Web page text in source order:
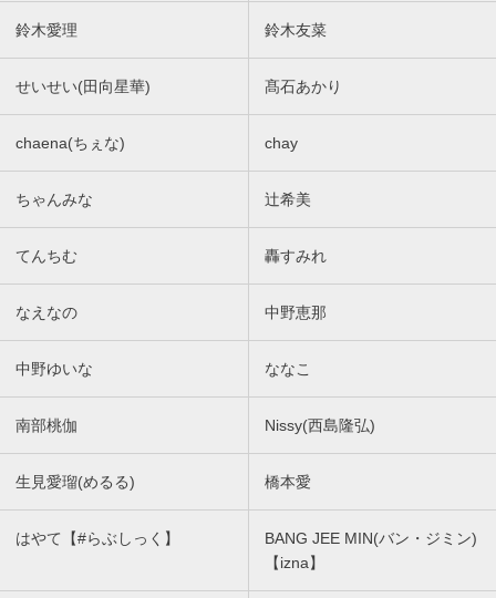
鈴木愛理 鈴木友菜
せいせい(田向星華) 髙石あかり
chaena(ちぇな) chay
ちゃんみな 辻希美
てんちむ 轟すみれ
なえなの 中野恵那
中野ゆいな ななこ
南部桃伽 Nissy(西島隆弘)
生見愛瑠(めるる) 橋本愛
はやて【#らぶしっく】
BANG JEE MIN(バン・ジミン)
【izna】